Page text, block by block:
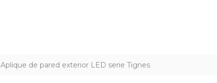
Aplique de pared exterior LED serie Tignes